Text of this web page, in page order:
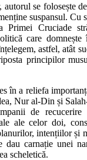
se folosește
suspansul. Cu
Primei Cruciade
care
astfel, atât
principilor
în a reliefa
Nur al-Din și
de recucerire
ale celor doi,
intențiilor și
dau carnație unei
scheletică.